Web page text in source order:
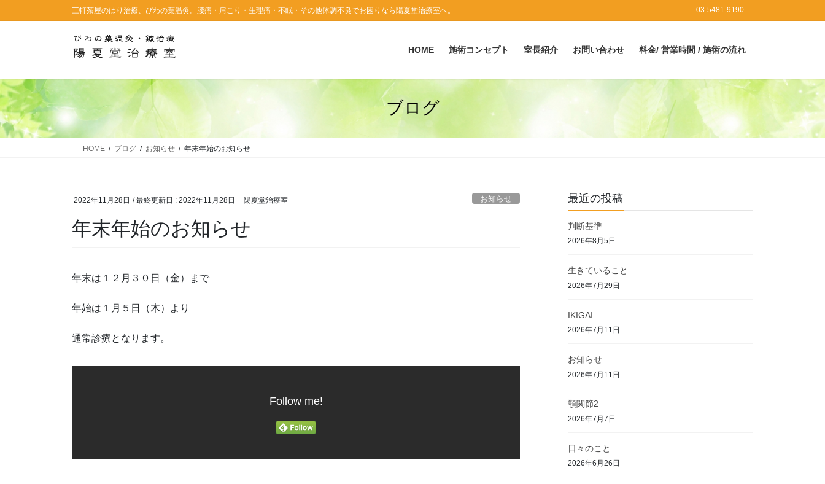
ン
に
移
動
ビ
ョ
ン
に
移
動
三軒茶屋のはり治療、びわの葉温灸。腰痛・肩こり・生理痛・不眠・その他体調不良でお困りなら陽夏堂治療室へ。 03-5481-9190
HOME 施術コンセプト 室長紹介 お問い合わせ 料金/ 営業時間 / 施術の流れ
ブログ
HOME ブログ お知らせ 年末年始のお知らせ
2022年11月28日 / 最終更新日 : 2022年11月28日 陽夏堂治療室 お知らせ
年末年始のお知らせ
年末は１２月３０日（金）まで
年始は１月５日（木）より
通常診療となります。
Follow me!
最近の投稿
判断基準
2026年8月5日
生きていること
2026年7月29日
IKIGAI
2026年7月11日
お知らせ
2026年7月11日
顎関節2
2026年7月7日
日々のこと
2026年6月26日